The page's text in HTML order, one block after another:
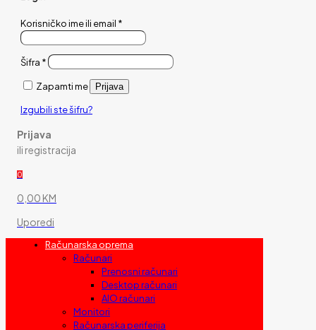
Korisničko ime ili email *
Šifra *
Zapamti me Prijava
Izgubili ste šifru?
Prijava
ili registracija
0
0,00 KM
Uporedi
Računarska oprema
Računari
Prenosni računari
Desktop računari
AIO računari
Monitori
Računarska periferija